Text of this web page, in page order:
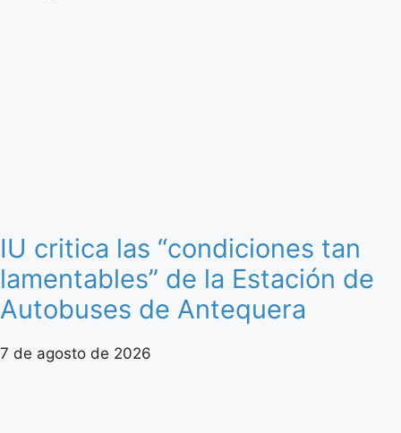
IU critica las “condiciones tan
lamentables” de la Estación de
Autobuses de Antequera
7 de agosto de 2026